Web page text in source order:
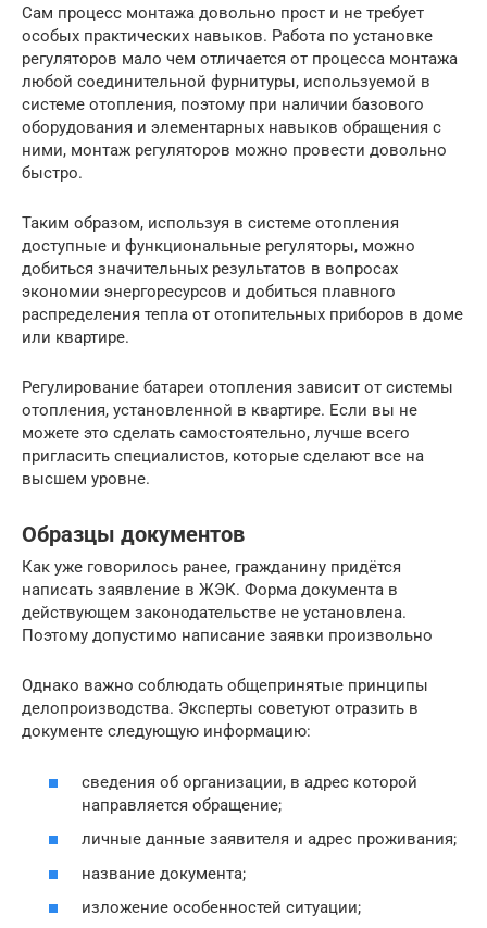
Сам процесс монтажа довольно прост и не требует
особых практических навыков. Работа по установке
регуляторов мало чем отличается от процесса монтажа
любой соединительной фурнитуры, используемой в
системе отопления, поэтому при наличии базового
оборудования и элементарных навыков обращения с
ними, монтаж регуляторов можно провести довольно
быстро.
Таким образом, используя в системе отопления
доступные и функциональные регуляторы, можно
добиться значительных результатов в вопросах
экономии энергоресурсов и добиться плавного
распределения тепла от отопительных приборов в доме
или квартире.
Регулирование батареи отопления зависит от системы
отопления, установленной в квартире. Если вы не
можете это сделать самостоятельно, лучше всего
пригласить специалистов, которые сделают все на
высшем уровне.
Образцы документов
Как уже говорилось ранее, гражданину придётся
написать заявление в ЖЭК. Форма документа в
действующем законодательстве не установлена.
Поэтому допустимо написание заявки произвольно
Однако важно соблюдать общепринятые принципы
делопроизводства. Эксперты советуют отразить в
документе следующую информацию:
сведения об организации, в адрес которой
направляется обращение;
личные данные заявителя и адрес проживания;
название документа;
изложение особенностей ситуации;